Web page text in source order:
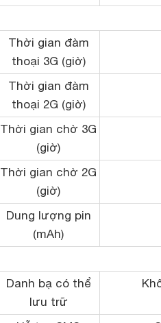
Thời gian đàm
thoại 3G (giờ)
Thời gian đàm
thoại 2G (giờ)
Thời gian chờ 3G
(giờ)
Thời gian chờ 2G
(giờ)
Dung lượng pin
(mAh)
Danh bạ có thể
lưu trữ